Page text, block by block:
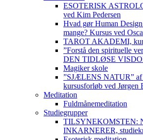
ESOTERISK
ved Kim Pedersen
Hvad gør Human Design
mange? Kursus ved
TAROT AKADEMI,
”Forstå den spirituelle
DEN TIDLØSE
Magiker skole
”SJÆLENS NATUR” af
kursusforløb ved Jørgen
Meditation
Fuldmånemeditation
Studiegrupper
TILSYNEKOMSTEN:
INKARNERER,